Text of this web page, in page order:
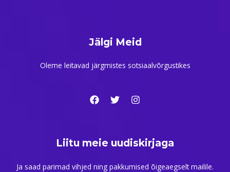
Jälgi Meid
Oleme leitavad järgmistes sotsiaalvõrgustikes
Liitu meie uudiskirjaga
Ja saad parimad vihjed ning pakkumised õigeaegselt mailile.